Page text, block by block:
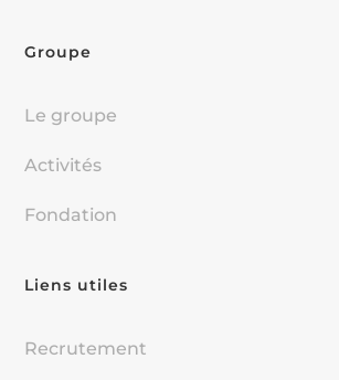
Groupe
Le groupe
Activités
Fondation
Liens utiles
Recrutement